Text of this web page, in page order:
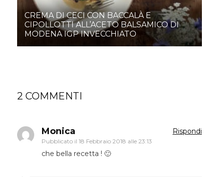
CREMA DI CECI CON BACCALÀ E
CIPOLLOTTI ALL’ACETO BALSAMICO DI
MODENA IGP INVECCHIATO
2 COMMENTI
Monica
Pubblicato il 18 Febbraio 2018 alle 23:13
Rispondi
che bella recetta ! 🙂